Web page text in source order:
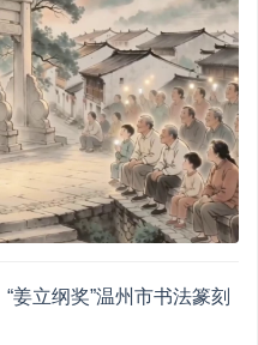
姜立纲奖”温州市书法篆刻